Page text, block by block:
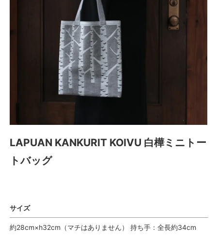
LAPUAN KANKURIT KOIVU 白樺ミニトー
トバッグ
サイズ
約28cm×h32cm（マチはありません） 持ち手：全長約34cm